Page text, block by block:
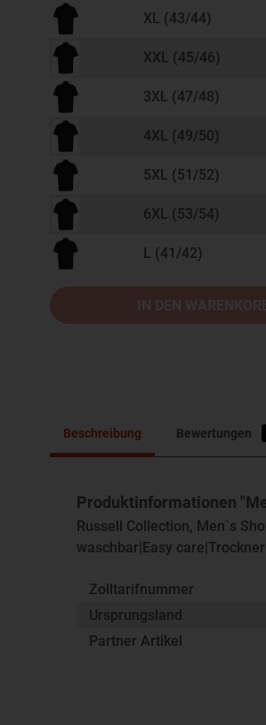
XL (43/44)
XXL (45/46)
3XL (47/48)
4XL (49/50)
5XL (51/52)
6XL (53/54)
L (41/42)
Beschreibung Bewertungen
Produktinformationen
Russell Collection, Men`s
waschbar|Easy
Zolltarifnummer
Ursprungsland
Partner Artikel